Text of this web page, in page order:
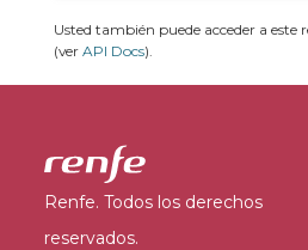
Usted también puede acceder a este
(ver API Docs).
Renfe. Todos los derechos
reservados.